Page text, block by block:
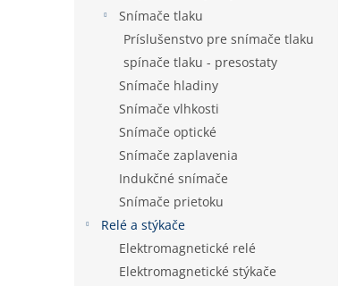
Snímače tlaku
Príslušenstvo pre snímače tlaku
spínače tlaku - presostaty
Snímače hladiny
Snímače vlhkosti
Snímače optické
Snímače zaplavenia
Indukčné snímače
Snímače prietoku
Relé a stýkače
Elektromagnetické relé
Elektromagnetické stýkače